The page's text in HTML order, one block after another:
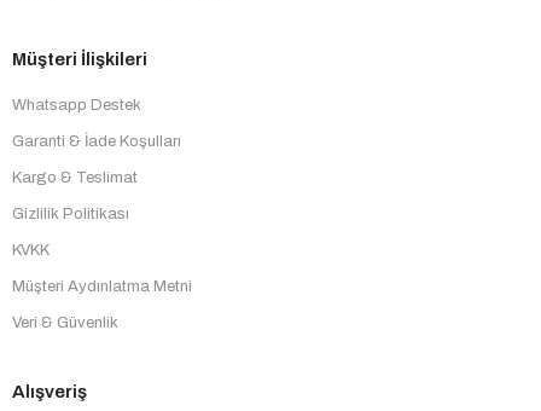
Müşteri İlişkileri
Whatsapp Destek
Garanti & İade Koşulları
Kargo & Teslimat
Gizlilik Politikası
KVKK
Müşteri Aydınlatma Metni
Veri & Güvenlik
Alışveriş